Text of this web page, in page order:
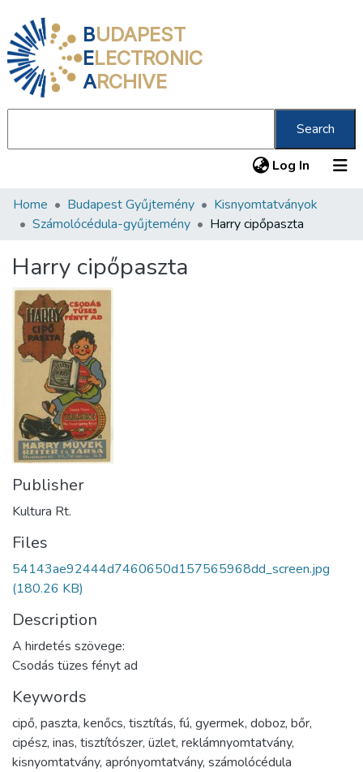
BUDAPEST
ELECTRONIC
ARCHIVE
Search
Log In (current)
Communities & Collections
Statistics
About us
Home Budapest Gyűjtemény
Kisnyomtatványok
Számolócédula-gyűjtemény
Harry cipőpaszta
Harry cipőpaszta
Publisher
Kultura Rt.
Files
54143ae92444d7460650d157565968dd_screen.jpg
(180.26 KB)
Description
A hirdetés szövege:
Csodás tüzes fényt ad
Keywords
cipő, paszta, kenőcs, tisztítás, fú, gyermek, doboz, bőr,
cipész, inas, tisztítószer, üzlet, reklámnyomtatvány,
kisnyomtatvány, aprónyomtatvány, számolócédula